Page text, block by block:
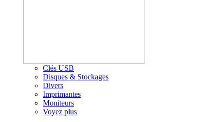
Clés USB
Disques & Stockages
Divers
Imprimantes
Moniteurs
Voyez plus